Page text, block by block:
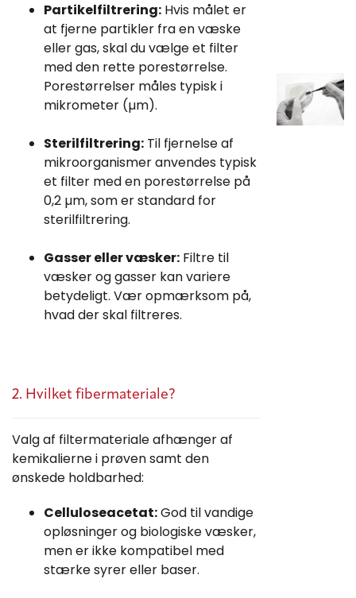
Partikelfiltrering: Hvis målet er
at fjerne partikler fra en væske
eller gas, skal du vælge et filter
med den rette porestørrelse.
Porestørrelser måles typisk i
mikrometer (µm).
Sterilfiltrering: Til fjernelse af
mikroorganismer anvendes typisk
et filter med en porestørrelse på
0,2 µm, som er standard for
sterilfiltrering.
Gasser eller væsker: Filtre til
væsker og gasser kan variere
betydeligt. Vær opmærksom på,
hvad der skal filtreres.
2. Hvilket fibermateriale?
Valg af filtermateriale afhænger af
kemikalierne i prøven samt den
ønskede holdbarhed:
Celluloseacetat:God til vandige
opløsninger og biologiske væsker,
men er ikke kompatibel med
stærke syrer eller baser.